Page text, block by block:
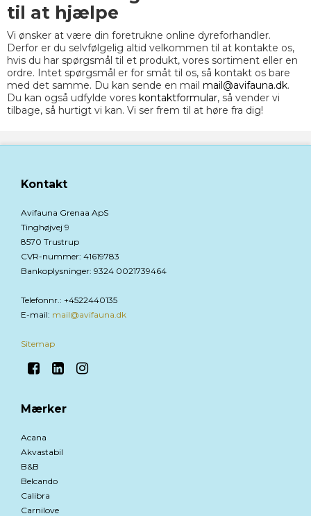
til at hjælpe
Vi ønsker at være din foretrukne online dyreforhandler.
Derfor er du selvfølgelig altid velkommen til at kontakte os,
hvis du har spørgsmål til et produkt, vores sortiment eller en
ordre. Intet spørgsmål er for småt til os, så kontakt os bare
med det samme. Du kan sende en mail mail@avifauna.dk.
Du kan også udfylde vores kontaktformular, så vender vi
tilbage, så hurtigt vi kan. Vi ser frem til at høre fra dig!
Kontakt
Avifauna Grenaa ApS
Tinghøjvej 9
8570 Trustrup
CVR-nummer: 41619783
Bankoplysninger: 9324 0021739464
Telefonnr. : +4522440135
E-mail: mail@avifauna.dk
Sitemap
Mærker
Acana
Akvastabil
B&B
Belcando
Calibra
Carnilove